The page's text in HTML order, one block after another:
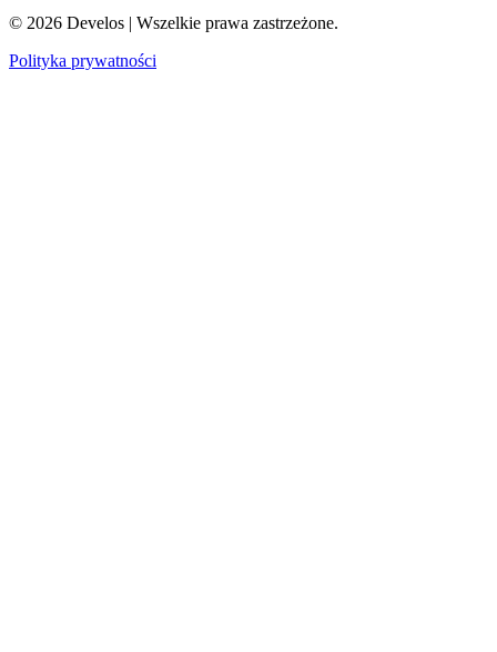
© 2026 Develos | Wszelkie prawa zastrzeżone.
Polityka prywatności